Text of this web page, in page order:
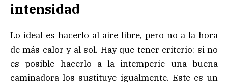
intensidad
Lo ideal es hacerlo al aire libre, pero no a la hora
de más calor y al sol. Hay que tener criterio: si no
es posible hacerlo a la intemperie una buena
caminadora los sustituye igualmente. Este es un